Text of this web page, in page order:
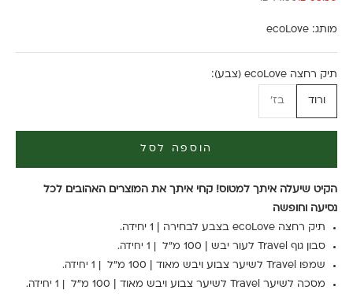
מותג: ecoLove
תיק רחצה ecoLove (צבע):
ורוד בז'
הוספה לסל
הקיט שיעלה איתך למטוס! קחי איתך את המוצרים האהובים לכל
נסיעה וחופשה
תיק רחצה ecoLove בצבע לבחירה | 1 יחידה.
סבון גוף Travel לעור יבש | 100 מ"ל
שמפו Travel לשיער צבוע ויבש מאוד | 100 מ"ל
מסכה לשיער Travel לשיער צבוע ויבש מאוד | 100 מ"ל